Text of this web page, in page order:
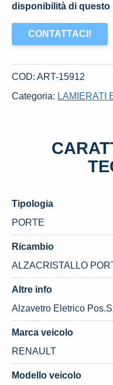
disponibilità di questo
CONTATTACI!
COD: ART-15912
Categoria: LAMIERATI
Tipologia
PORTE
Ricambio
ALZACRISTALLO
Altre info
Alzavetro Eletrico
Marca veicolo
RENAULT
Modello veicolo